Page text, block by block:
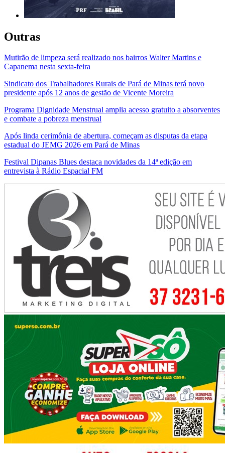
Outras
Mutirão de limpeza será realizado nos bairros Walter Martins e
Capanema nesta sexta-feira
Sindicato dos Trabalhadores Rurais de Pará de Minas terá novo
presidente após 12 anos de gestão de Vicente Moreira
Programa Dignidade Menstrual amplia acesso gratuito a absorventes
e combate a pobreza menstrual
Após linda cerimônia de abertura, começam as disputas da etapa
estadual do JEMG 2026 em Pará de Minas
Festival Dipanas Blues destaca novidades da 14ª edição em
entrevista à Rádio Espacial FM